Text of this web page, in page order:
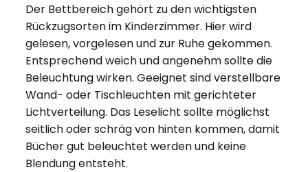
Der Bettbereich gehört zu den wichtigsten
Rückzugsorten im Kinderzimmer. Hier wird
gelesen, vorgelesen und zur Ruhe gekommen.
Entsprechend weich und angenehm sollte die
Beleuchtung wirken. Geeignet sind verstellbare
Wand- oder Tischleuchten mit gerichteter
Lichtverteilung. Das Leselicht sollte möglichst
seitlich oder schräg von hinten kommen, damit
Bücher gut beleuchtet werden und keine
Blendung entsteht.